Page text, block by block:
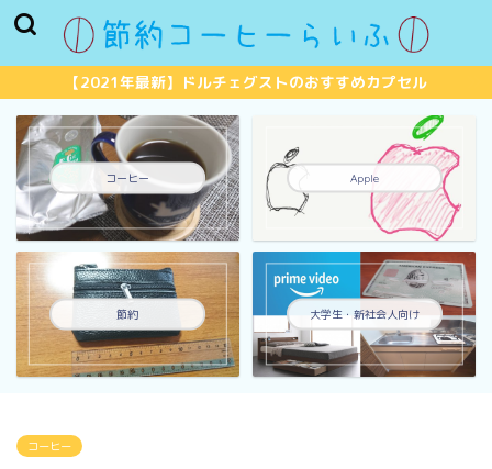
【2021年最新】ドルチェグストのおすすめカプセル
コーヒー Apple
節約 大学生・新社会人向け
コーヒー